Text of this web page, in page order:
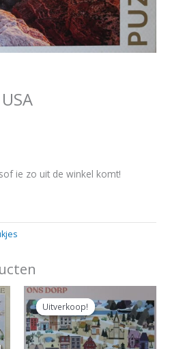
ie zo uit de winkel komt!
Uitverkoop!
Uitverkoop!
Oorspronkelijke
prijs
was:
€14,00.
prijs
is:
€12,50.